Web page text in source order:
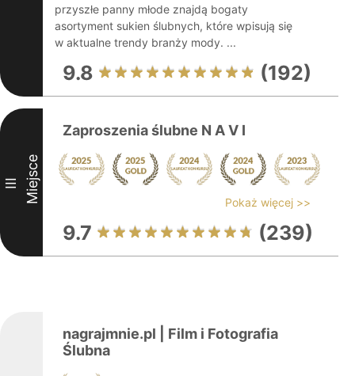
przyszłe panny młode znajdą bogaty
asortyment sukien ślubnych, które wpisują się
w aktualne trendy branży mody. ...
9.8 (192)
III Miejsce
Zaproszenia ślubne N A V I
Pokaż więcej >>
9.7 (239)
nagrajmnie.pl | Film i Fotografia
Ślubna